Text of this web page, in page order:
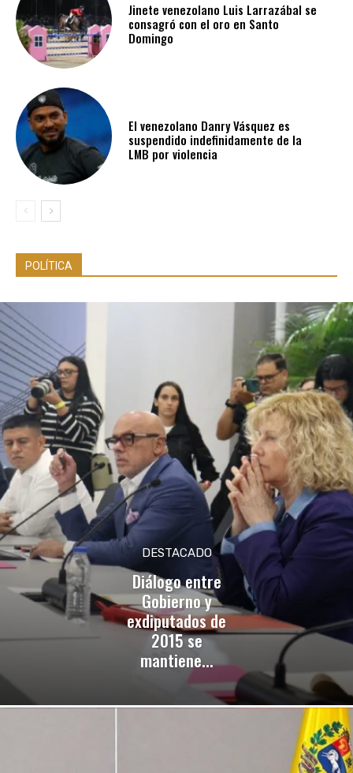
Jinete venezolano Luis Larrazábal se
consagró con el oro en Santo
Domingo
El venezolano Danry Vásquez es
suspendido indefinidamente de la
LMB por violencia
POLÍTICA
DESTACADO
Diálogo entre
Gobierno y
exdiputados de
2015 se
mantiene...